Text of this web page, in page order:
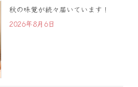
秋の味覚が続々届いています！
2026年8月6日